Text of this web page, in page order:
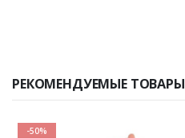
РЕКОМЕНДУЕМЫЕ ТОВАРЫ
-50%